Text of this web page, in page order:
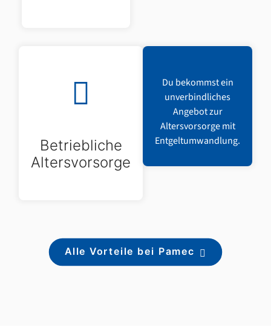
Betriebliche
Altersvorsorge
Du bekommst ein
unverbindliches
Angebot zur
Altersvorsorge mit
Entgeltumwandlung.
Alle Vorteile bei Pamec